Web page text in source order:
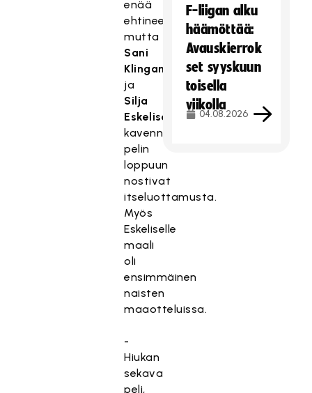
enää
ehtineet,
mutta
Sani
Klingan
ja
Silja
Eskelisen
kavennusosumat
pelin
loppuun
nostivat
itseluottamusta.
Myös
Eskeliselle
maali
oli
ensimmäinen
naisten
maaotteluissa.
-
Hiukan
sekava
peli,
F-liigan alku
häämöttää:
Avauskierrok
set syyskuun
toisella
viikolla
04.08.2026